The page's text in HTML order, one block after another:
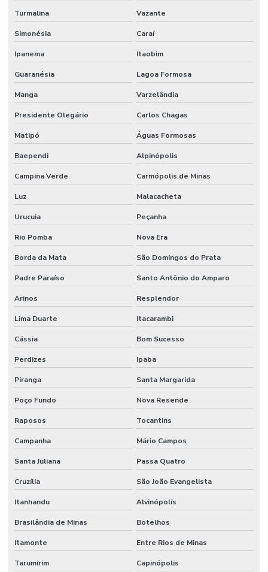
Turmalina Vazante
Simonésia Caraí
Ipanema Itaobim
Guaranésia Lagoa Formosa
Manga Varzelândia
Presidente Olegário Carlos Chagas
Matipó Águas Formosas
Baependi Alpinópolis
Campina Verde Carmópolis de Minas
Luz Malacacheta
Urucuia Peçanha
Rio Pomba Nova Era
Borda da Mata São Domingos do Prata
Padre Paraíso Santo Antônio do Amparo
Arinos Resplendor
Lima Duarte Itacarambi
Cássia Bom Sucesso
Perdizes Ipaba
Piranga Santa Margarida
Poço Fundo Nova Resende
Raposos Tocantins
Campanha Mário Campos
Santa Juliana Passa Quatro
Cruzília São João Evangelista
Itanhandu Alvinópolis
Brasilândia de Minas Botelhos
Itamonte Entre Rios de Minas
Tarumirim Capinópolis